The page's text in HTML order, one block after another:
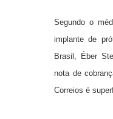
Segundo o
implante de
Brasil, Éber
nota de
Correios é